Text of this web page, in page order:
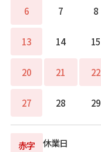
6 7 8
13 14 15
20 21 22
27 28 29
赤字 休業日